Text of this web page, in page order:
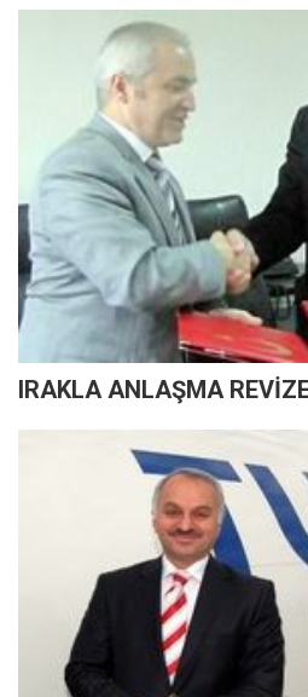
IRAKLA ANLAŞMA